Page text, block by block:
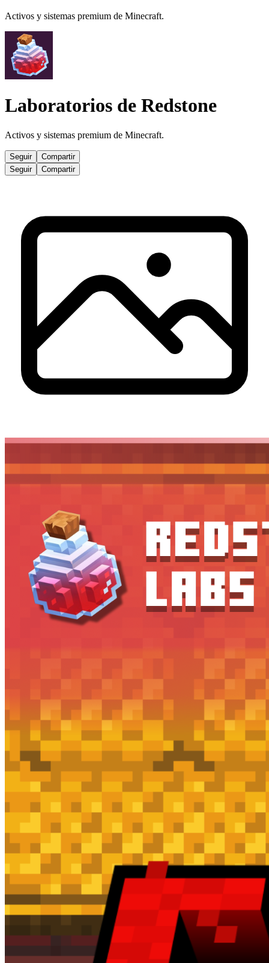
Activos y sistemas premium de Minecraft.
Laboratorios de Redstone
Activos y sistemas premium de Minecraft.
Seguir
Compartir
Seguir
Compartir